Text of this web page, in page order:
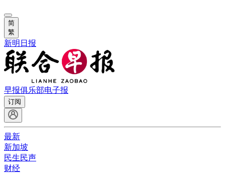
简
繁
新明日报
早报俱乐部电子报
订阅
最新
新加坡
民生民声
财经